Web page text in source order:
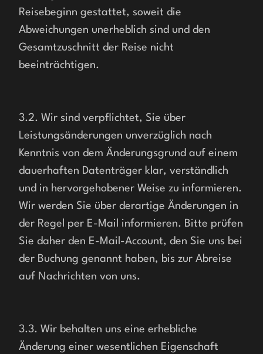
Reisebeginn gestattet, soweit die
Abweichungen unerheblich sind und den
Gesamtzuschnitt der Reise nicht
beeinträchtigen.
3.2. Wir sind verpflichtet, Sie über
Leistungsänderungen unverzüglich nach
Kenntnis von dem Änderungsgrund auf einem
dauerhaften Datenträger klar, verständlich
und in hervorgehobener Weise zu informieren.
Wir werden Sie über derartige Änderungen in
der Regel per E-Mail informieren. Bitte prüfen
Sie daher den E-Mail-Account, den Sie uns bei
der Buchung genannt haben, bis zur Abreise
auf Nachrichten von uns.
3.3. Wir behalten uns eine erhebliche
Änderung einer wesentlichen Eigenschaft